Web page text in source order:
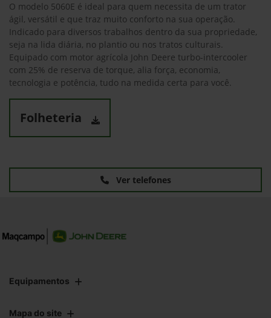
O modelo 5060E é ideal para quem necessita de um trator
ágil, versátil e que traz muito conforto na sua operação.
Indicado para diversos trabalhos dentro da sua propriedade,
seja na lida diária, no plantio ou nos tratos culturais.
Equipado com motor agrícola John Deere turbo-intercooler
com 25% de reserva de torque, alia força, economia,
tecnologia e potência, tudo na medida certa para você.
Folheteria
Ver telefones
Equipamentos
Mapa do site